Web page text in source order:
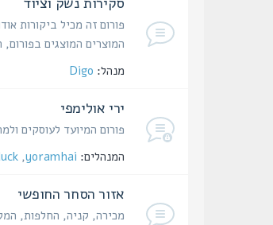
פורום זה מכיל ביקורות
המוצרים המוצגים
מנהל: Digo
ירי אולימפי
פורום המיועד לעוסקים
המנהלים: yoramhai
,
אזור הסחר החופשי
מכירה, קניה, החלפות,